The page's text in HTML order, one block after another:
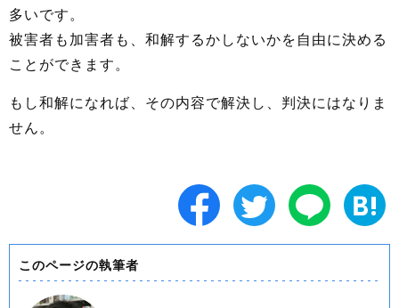
多いです。
被害者も加害者も、和解するかしないかを自由に決める
ことができます。
もし和解になれば、その内容で解決し、判決にはなりま
せん。
このページの執筆者